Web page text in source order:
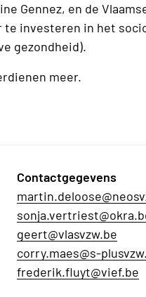
Gennez, en de
te investeren in het
gezondheid).
meer.
Contactgegevens
geert@vlasvzw.be
corry.maes@s-
frederik.fluyt@vief.be